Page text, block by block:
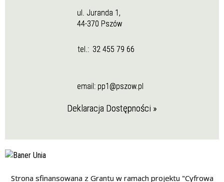
ul. Juranda 1,
44-370 Pszów
tel.: 32 455 79 66
email: pp1@pszow.pl
Deklaracja Dostępności »
Strona sfinansowana z Grantu w ramach projektu "Cyfrowa